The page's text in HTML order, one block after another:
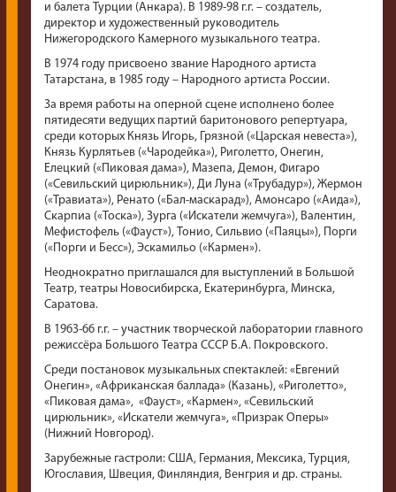
и балета Турции (Анкара). В 1989-98 г.г. – создатель,
директор и художественный руководитель
Нижегородского Камерного музыкального театра.
В 1974 году присвоено звание Народного артиста
Татарстана, в 1985 году – Народного артиста России.
За время работы на оперной сцене исполнено более
пятидесяти ведущих партий баритонового репертуара,
среди которых Князь Игорь, Грязной («Царская невеста»),
Князь Курлятьев («Чародейка»), Риголетто, Онегин,
Елецкий («Пиковая дама»), Мазепа, Демон, Фигаро
(«Севильский цирюльник»), Ди Луна («Трубадур»), Жермон
(«Травиата»), Ренато («Бал-маскарад»), Амонсаро («Аида»),
Скарпиа («Тоска»), Зурга («Искатели жемчуга»), Валентин,
Мефистофель («Фауст»), Тонио, Сильвио («Паяцы»), Порги
(«Порги и Бесс»), Эскамильо («Кармен»).
Неоднократно приглашался для выступлений в Большой
Театр, театры Новосибирска, Екатеринбурга, Минска,
Саратова.
В 1963-66 г.г. – участник творческой лаборатории главного
режиссёра Большого Театра СССР Б.А. Покровского.
Среди постановок музыкальных спектаклей: «Евгений
Онегин», «Африканская баллада» (Казань), «Риголетто»,
«Пиковая дама», «Фауст», «Кармен», «Севильский
цирюльник», «Искатели жемчуга», «Призрак Оперы»
(Нижний Новгород).
Зарубежные гастроли: США, Германия, Мексика, Турция,
Югославия, Швеция, Финляндия, Венгрия и др. страны.